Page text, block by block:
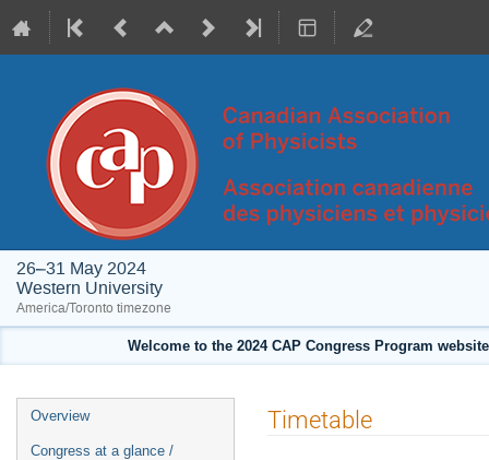
26–31 May 2024
Western University
America/Toronto timezone
Welcome to the 2024 CAP Congress Program
Event
menu
Overview
Congress at a glance /
Timetable